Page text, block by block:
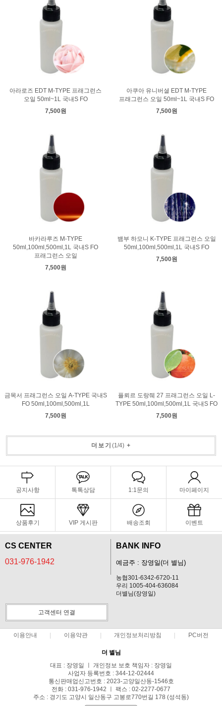
아라로즈 EDT M-TYPE 프래그런스
오일 50ml~1L 국내S FO
7,500원
아쿠아 유니버셜 EDT M-TYPE
프래그런스 오일 50ml~1L 국내S FO
7,500원
바카라루즈 M-TYPE
50ml,100ml,500ml,1L 국내S FO
프래그런스 오일
7,500원
뱀부 하모니 K-TYPE 프래그런스 오일
50ml,100ml,500ml,1L 국내S FO
7,500원
금목서 프래그런스 오일 A-TYPE 국내S
FO 50ml,100ml,500ml,1L
7,500원
플뢰르 도랑줴 27 프래그런스 오일 L-
TYPE 50ml,100ml,500ml,1L 국내S FO
7,500원
더보기 (1/4)+
공지사항 톡톡상담 1:1문의 마이페이지
상품후기 VIP 게시판 배송조회 이벤트
CS CENTER
031-976-1942
BANK INFO
예금주 : 장영일(더 별님)
농협301-6342-6720-11
우리 1005-404-636084
더별님(장영일)
고객센터 연결
이용안내 이용약관 개인정보처리방침 PC버전
더 별님
대표 : 장영일 ㅣ 개인정보 보호 책임자 : 장영일
사업자 등록번호 : 344-12-02444
통신판매업신고번호 : 2023-고양일산동-1546호
전화 : 031-976-1942 ㅣ 팩스 : 02-2277-0677
주소 : 경기도 고양시 일산동구 고봉로770번길 178 (성석동)